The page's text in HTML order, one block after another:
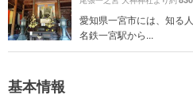
愛知県一宮市には、知る
名鉄一宮駅から...
基本情報